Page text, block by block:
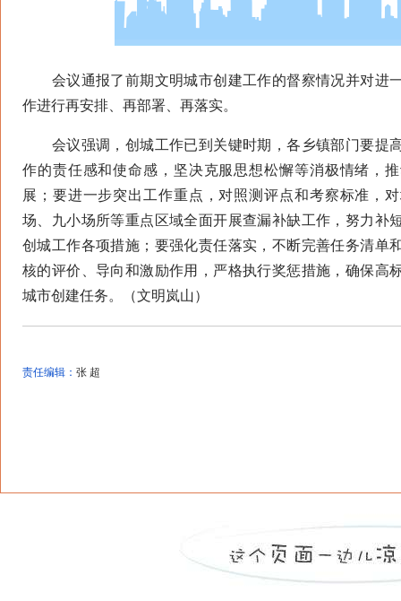
会议通报了前期文明城市创建工作的督察情况并对进
作进行再安排、再部署、再落实。
会议强调，创城工作已到关键时期，各乡镇部门要提
作的责任感和使命感，坚决克服思想松懈等消极情绪，
展；要进一步突出工作重点，对照测评点和考察标准，
场、九小场所等重点区域全面开展查漏补缺工作，努力补
创城工作各项措施；要强化责任落实，不断完善任务清单
核的评价、导向和激励作用，严格执行奖惩措施，确保高
城市创建任务。（文明岚山）
责任编辑： 张 超